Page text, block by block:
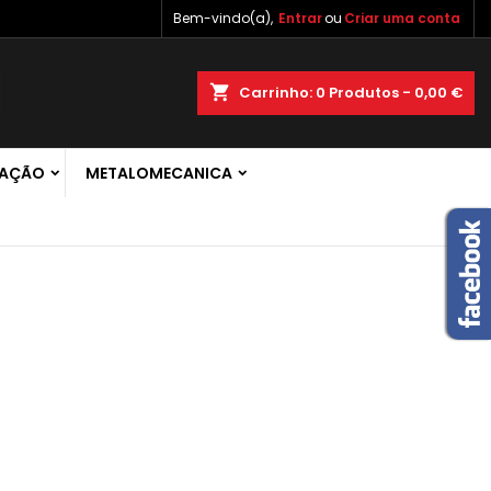
Bem-vindo(a), Entrarou Criar uma conta
shopping_cart Carrinho: 0 Produtos - 0,00 €
METALOMECANICA